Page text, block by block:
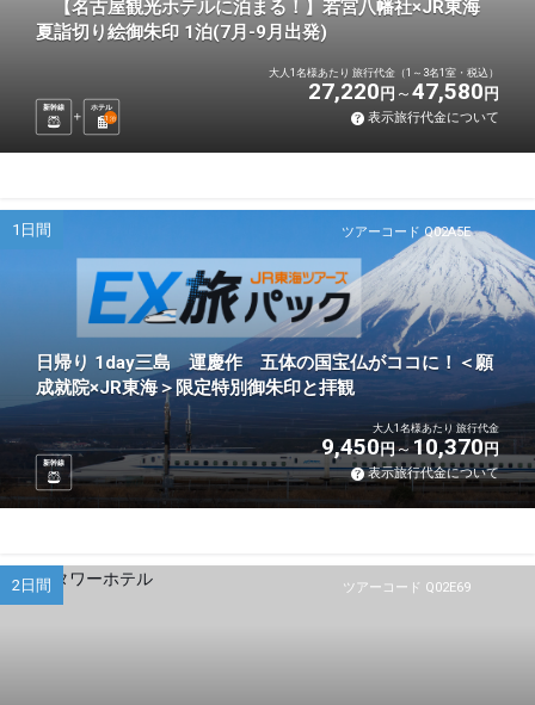
【名古屋観光ホテルに泊まる！】若宮八幡社×JR東海
夏詣切り絵御朱印 1泊(7月-9月出発)
新幹線
ホテル
1 泊
大人1名様あたり 旅行代金（1～3名1室・税込）
27,220 円 47,580 円
表示旅行代金について
ツアーコード Q02A5E
1日間
日帰り 1day三島 運慶作 五体の国宝仏がココに！＜願
成就院×JR東海＞限定特別御朱印と拝観
新幹線
大人1名様あたり 旅行代金
9,450円 10,370円
表示旅行代金について
ツアーコード Q02E69
2日間